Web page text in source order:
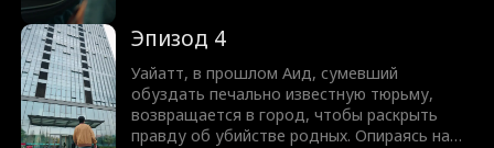
разрушает криминальные империи,
разбивает старых врагов и защищает своё.
Пока преступный мир рушится, Уайатт
приближается к разгадке прошлого и
неизбежной расплате.
Эпизод 4
Уайатт, в прошлом Аид, сумевший
обуздать печально известную тюрьму,
возвращается в город, чтобы раскрыть
правду об убийстве родных. Опираясь на